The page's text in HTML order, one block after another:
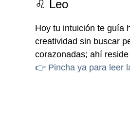
♌ Leo
Hoy tu intuición te guía
creatividad sin buscar
corazonadas; ahí
👉 Pincha ya para leer